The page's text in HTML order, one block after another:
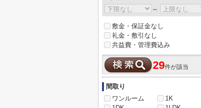
～
敷金・保証金なし
礼金・敷引なし
共益費・管理費込み
29件が該当
間取り
ワンルーム
1K